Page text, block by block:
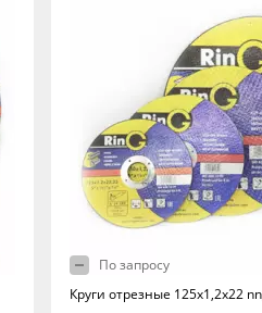
По запросу
Круги отрезные 125х1,2х22